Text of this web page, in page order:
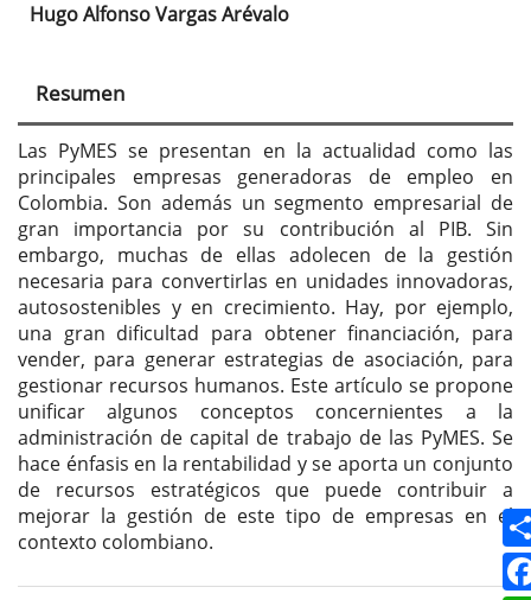
Contenido
principal
del
artículo
Hugo Alfonso Vargas Arévalo
Resumen
Las PyMES se presentan en la actualidad como las
principales empresas generadoras de empleo en
Colombia. Son además un segmento empresarial de
gran importancia por su contribución al PIB. Sin
embargo, muchas de ellas adolecen de la gestión
necesaria para convertirlas en unidades innovadoras,
autosostenibles y en crecimiento. Hay, por ejemplo,
una gran dificultad para obtener financiación, para
vender, para generar estrategias de asociación, para
gestionar recursos humanos. Este artículo se propone
unificar algunos conceptos concernientes a la
administración de capital de trabajo de las PyMES. Se
hace énfasis en la rentabilidad y se aporta un conjunto
de recursos estratégicos que puede contribuir a
mejorar la gestión de este tipo de empresas en el
contexto colombiano.